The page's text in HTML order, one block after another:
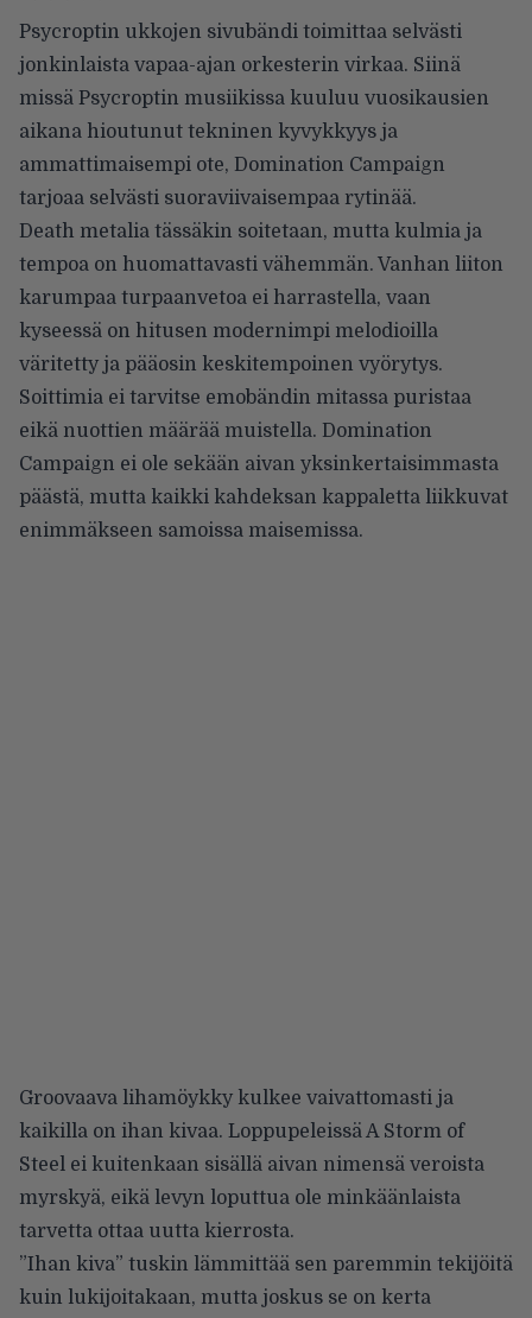
Psycroptin ukkojen sivubändi toimittaa selvästi
jonkinlaista vapaa-ajan orkesterin virkaa. Siinä
missä Psycroptin musiikissa kuuluu vuosikausien
aikana hioutunut tekninen kyvykkyys ja
ammattimaisempi ote, Domination Campaign
tarjoaa selvästi suoraviivaisempaa rytinää.
Death metalia tässäkin soitetaan, mutta kulmia ja
tempoa on huomattavasti vähemmän. Vanhan liiton
karumpaa turpaanvetoa ei harrastella, vaan
kyseessä on hitusen modernimpi melodioilla
väritetty ja pääosin keskitempoinen vyörytys.
Soittimia ei tarvitse emobändin mitassa puristaa
eikä nuottien määrää muistella. Domination
Campaign ei ole sekään aivan yksinkertaisimmasta
päästä, mutta kaikki kahdeksan kappaletta liikkuvat
enimmäkseen samoissa maisemissa.
Groovaava lihamöykky kulkee vaivattomasti ja
kaikilla on ihan kivaa. Loppupeleissä A Storm of
Steel ei kuitenkaan sisällä aivan nimensä veroista
myrskyä, eikä levyn loputtua ole minkäänlaista
tarvetta ottaa uutta kierrosta.
”Ihan kiva” tuskin lämmittää sen paremmin tekijöitä
kuin lukijoitakaan, mutta joskus se on kerta